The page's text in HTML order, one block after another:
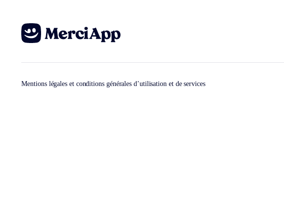
Mentions légales et conditions générales d’utilisation et de services